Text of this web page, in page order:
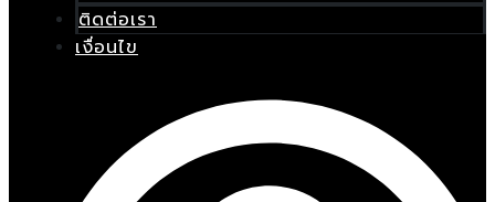
ติดต่อเรา
เงื่อนไข